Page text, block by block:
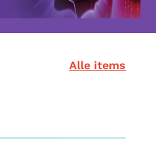
Alle items